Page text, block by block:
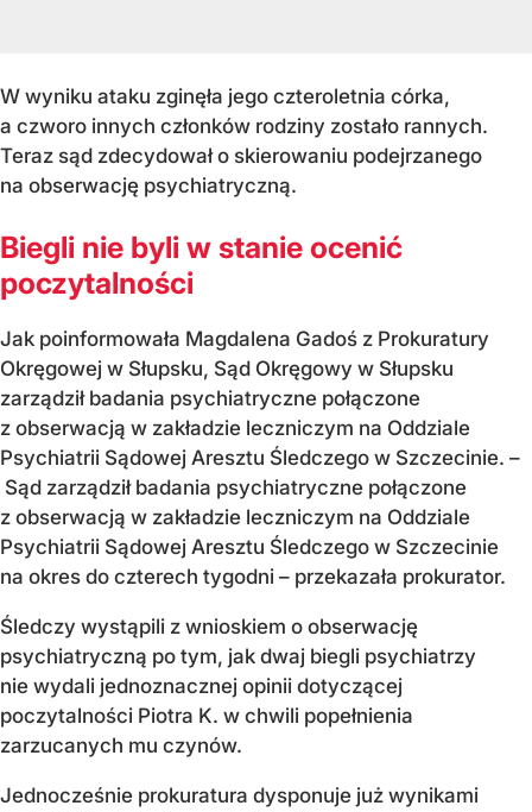
W wyniku ataku zginęła jego czteroletnia córka,
a czworo innych członków rodziny zostało rannych.
Teraz sąd zdecydował o skierowaniu podejrzanego
na obserwację psychiatryczną.
Biegli nie byli w stanie ocenić
poczytalności
Jak poinformowała Magdalena Gadoś z Prokuratury
Okręgowej w Słupsku, Sąd Okręgowy w Słupsku
zarządził badania psychiatryczne połączone
z obserwacją w zakładzie leczniczym na Oddziale
Psychiatrii Sądowej Aresztu Śledczego w Szczecinie. –
Sąd zarządził badania psychiatryczne połączone
z obserwacją w zakładzie leczniczym na Oddziale
Psychiatrii Sądowej Aresztu Śledczego w Szczecinie
na okres do czterech tygodni – przekazała prokurator.
Śledczy wystąpili z wnioskiem o obserwację
psychiatryczną po tym, jak dwaj biegli psychiatrzy
nie wydali jednoznacznej opinii dotyczącej
poczytalności Piotra K. w chwili popełnienia
zarzucanych mu czynów.
Jednocześnie prokuratura dysponuje już wynikami